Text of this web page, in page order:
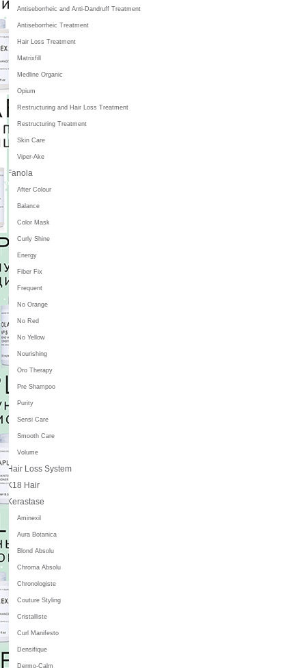
Antiseborrheic and Anti-Dandruff Treatment
Antiseborrheic Treatment
Hair Loss Treatment
Matrixfill
Medline Organic
Opium
Restructuring and Hair Loss Treatment
Restructuring Treatment
Skin Care
Viper-Ake
Fanola
After Colour
Balance
Color Mask
Curly Shine
Energy
Fiber Fix
Frequent
No Orange
No Red
No Yellow
Nourishing
Oro Therapy
Pre Shampoo
Purity
Sensi Care
Smooth Care
Volume
Hair Loss System
K18 Hair
Kerastase
Aminexil
Aura Botanica
Blond Absolu
Chroma Absolu
Chronologiste
Couture Styling
Cristalliste
Curl Manifesto
Densifique
Dermo-Calm